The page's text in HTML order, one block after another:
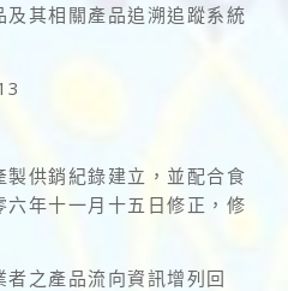
及其相關產品追溯追蹤系統
供銷紀錄建立，並配合食
年十一月十五日修正，修
之產品流向資訊增列回